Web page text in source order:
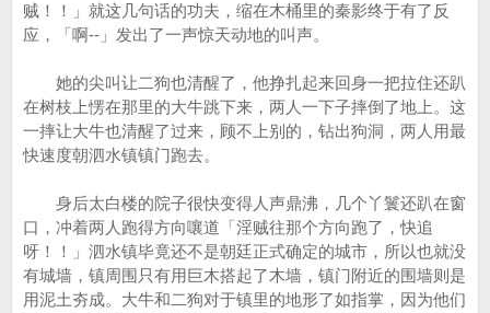
贼！！」就这几句话的功夫，缩在木桶里的秦影终于有了反
应，「啊--」发出了一声惊天动地的叫声。
她的尖叫让二狗也清醒了，他挣扎起来回身一把拉住还趴
在树枝上愣在那里的大牛跳下来，两人一下子摔倒了地上。这
一摔让大牛也清醒了过来，顾不上别的，钻出狗洞，两人用最
快速度朝泗水镇镇门跑去。
身后太白楼的院子很快变得人声鼎沸，几个丫鬟还趴在窗
口，冲着两人跑得方向嚷道「淫贼往那个方向跑了，快追
呀！！」泗水镇毕竟还不是朝廷正式确定的城市，所以也就没
有城墙，镇周围只有用巨木搭起了木墙，镇门附近的围墙则是
用泥土夯成。大牛和二狗对于镇里的地形了如指掌，因为他们